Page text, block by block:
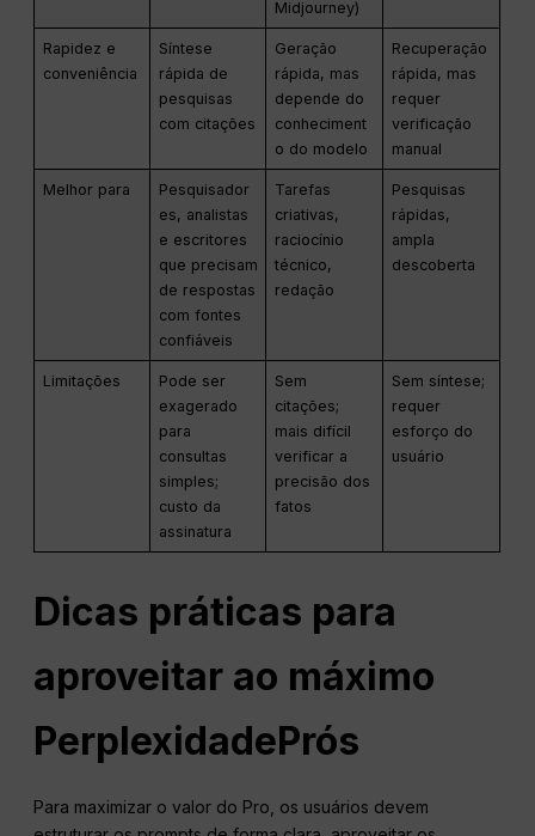
Midjourney)
Rapidez e
conveniência
Síntese
rápida de
pesquisas
com citações
Geração
rápida, mas
depende do
conheciment
o do modelo
Recuperação
rápida, mas
requer
verificação
manual
Melhor para
Pesquisador
es, analistas
e escritores
que precisam
de respostas
com fontes
confiáveis
Tarefas
criativas,
raciocínio
técnico,
redação
Pesquisas
rápidas,
ampla
descoberta
Limitações
Pode ser
exagerado
para
consultas
simples;
custo da
assinatura
Sem
citações;
mais difícil
verificar a
precisão dos
fatos
Sem síntese;
requer
esforço do
usuário
Dicas práticas para
aproveitar ao máximo
PerplexidadePrós
Para maximizar o valor do Pro, os usuários devem